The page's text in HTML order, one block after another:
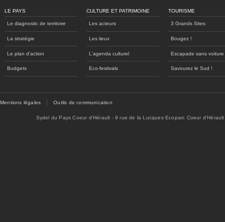
LE PAYS
Le diagnositc de territoire
La stratégie
Le plan d'action
Budgets
CULTURE ET PATRIMOINE
Les acteurs
Les lieux
L'agenda culturel
Eco-festivals
TOURISME
3 Grands Sites
Bougez !
Escapade sans voiture
Savourez le Sud !
Mentions légales Outils de communication
Sydel du Pays Coeur d'Hérault - 9 rue de la Lucques Ecoparc Coeur